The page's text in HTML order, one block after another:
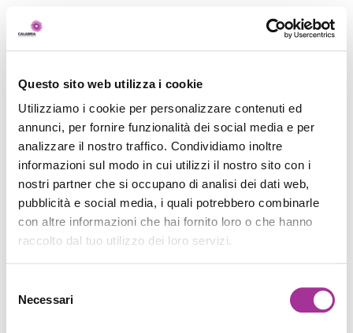
Questo sito web utilizza i cookie
Utilizziamo i cookie per personalizzare contenuti ed
annunci, per fornire funzionalità dei social media e per
analizzare il nostro traffico. Condividiamo inoltre
informazioni sul modo in cui utilizzi il nostro sito con i
nostri partner che si occupano di analisi dei dati web,
pubblicità e social media, i quali potrebbero combinarle
con altre informazioni che hai fornito loro o che hanno
raccolto dal tuo utilizzo dei loro servizi.
delNecessari